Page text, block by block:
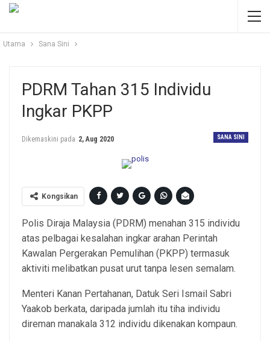
Utama Sana Sini
PDRM Tahan 315 Individu
Ingkar PKPP
SANA SINI
Dikemaskini pada 2, Aug 2020
Kongsikan
Polis Diraja Malaysia (PDRM) menahan 315 individu
atas pelbagai kesalahan ingkar arahan Perintah
Kawalan Pergerakan Pemulihan (PKPP) termasuk
aktiviti melibatkan pusat urut tanpa lesen semalam.
Menteri Kanan Pertahanan, Datuk Seri Ismail Sabri
Yaakob berkata, daripada jumlah itu tiha individu
direman manakala 312 individu dikenakan kompaun.